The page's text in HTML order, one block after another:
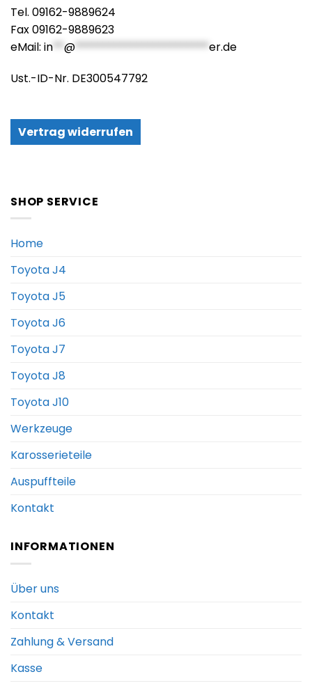
Tel. 09162-9889624
Fax 09162-9889623
eMail: in**@************************er.de
Ust.-ID-Nr. DE300547792
Vertrag widerrufen
SHOP SERVICE
Home
Toyota J4
Toyota J5
Toyota J6
Toyota J7
Toyota J8
Toyota J10
Werkzeuge
Karosserieteile
Auspuffteile
Kontakt
INFORMATIONEN
Über uns
Kontakt
Zahlung & Versand
Kasse